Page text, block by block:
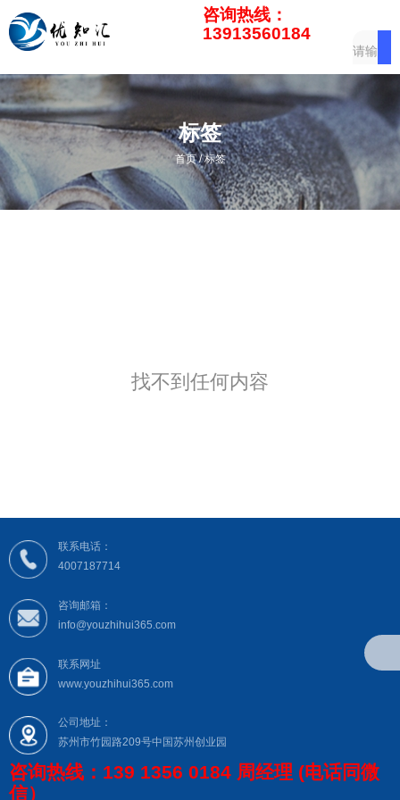
咨询热线：
13913560184
标签
首页/标签
找不到任何内容
联系电话：
4007187714
咨询邮箱：
info@youzhihui365.com
联系网址
www.youzhihui365.com
公司地址：
苏州市竹园路209号中国苏州创业园
咨询热线：139 1356 0184 周经理 (电话同微
信）